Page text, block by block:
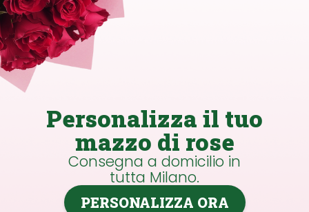
Personalizza il tuo
mazzo di rose
Consegna a domicilio in
tutta Milano.
PERSONALIZZA ORA